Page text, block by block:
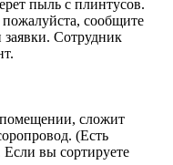
пыль с плинтусов.
сообщите
Сотрудник
сложит
(Есть
вы сортируете